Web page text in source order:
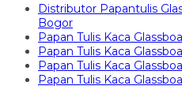
Distributor Papantulis
Bogor
Papan Tulis Kaca
Papan Tulis Kaca
Papan Tulis Kaca
Papan Tulis Kaca